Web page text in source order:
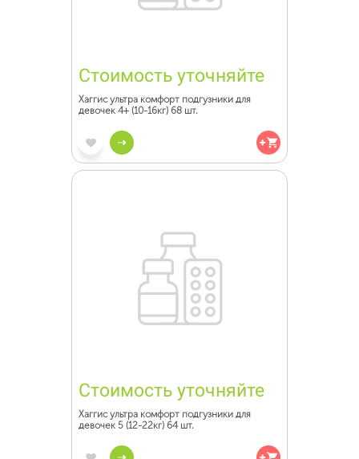
Стоимость уточняйте
Хаггис ультра комфорт подгузники для
девочек 4+ (10-16кг) 68 шт.
Стоимость уточняйте
Хаггис ультра комфорт подгузники для
девочек 5 (12-22кг) 64 шт.